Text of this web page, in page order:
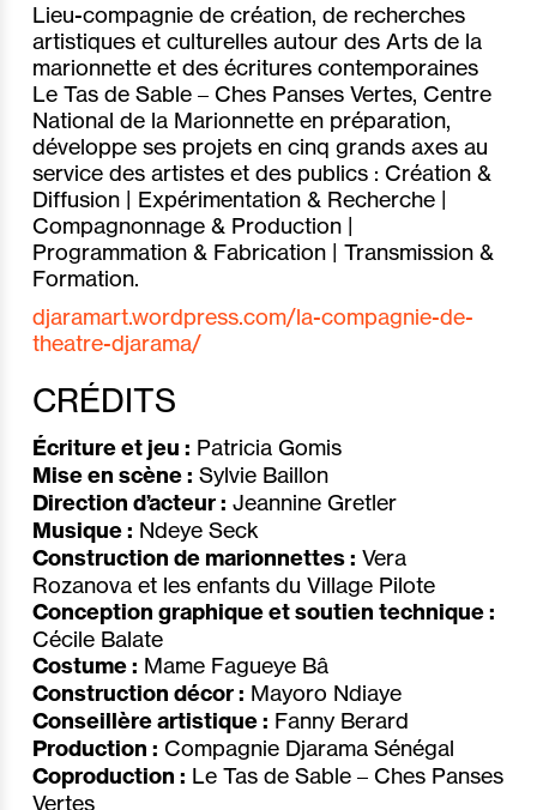
Lieu-compagnie de création, de recherches
artistiques et culturelles autour des Arts de la
marionnette et des écritures contemporaines
Le Tas de Sable – Ches Panses Vertes, Centre
National de la Marionnette en préparation,
développe ses projets en cinq grands axes au
service des artistes et des publics : Création &
Diffusion | Expérimentation & Recherche |
Compagnonnage & Production |
Programmation & Fabrication | Transmission &
Formation.
djaramart.wordpress.com/la-compagnie-de-
theatre-djarama/
CRÉDITS
Écriture et jeu : Patricia Gomis
Mise en scène : Sylvie Baillon
Direction d’acteur : Jeannine Gretler
Musique : Ndeye Seck
Construction de marionnettes : Vera
Rozanova et les enfants du Village Pilote
Conception graphique et soutien technique :
Cécile Balate
Costume : Mame Fagueye Bâ
Construction décor : Mayoro Ndiaye
Conseillère artistique : Fanny Berard
Production : Compagnie Djarama Sénégal
Coproduction : Le Tas de Sable – Ches Panses
Vertes